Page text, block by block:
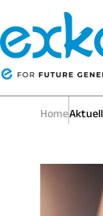
Home